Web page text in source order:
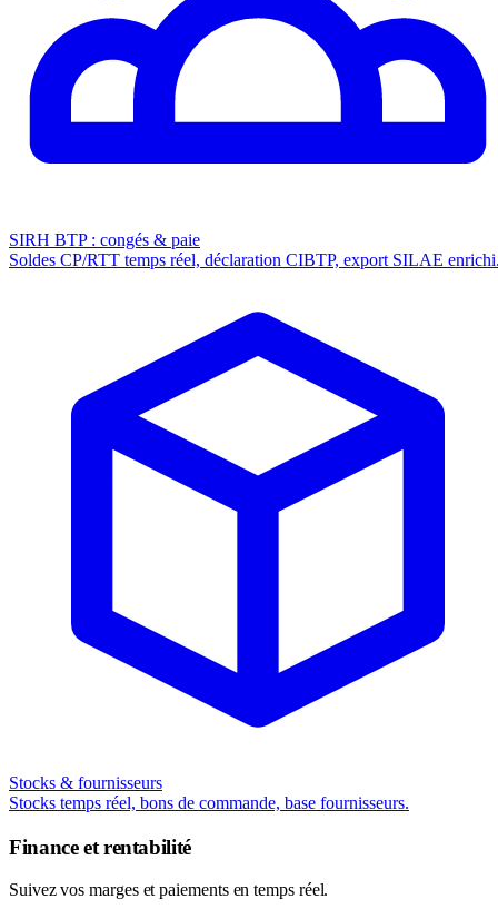
SIRH BTP : congés & paie
Soldes CP/RTT temps réel, déclaration CIBTP, export SILAE
Stocks & fournisseurs
Stocks temps réel, bons de commande, base fournisseurs.
Finance et rentabilité
Suivez vos marges et paiements en temps réel.